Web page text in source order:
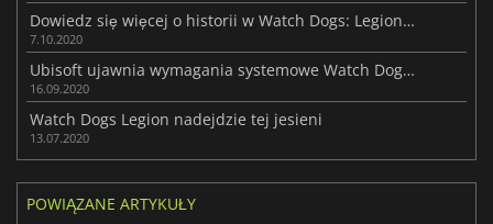
Dowiedz się więcej o historii w Watch Dogs: Legion w nowym filmie
7.10.2020
Ubisoft ujawnia wymagania systemowe Watch Dogs Legion
16.09.2020
Watch Dogs Legion nadejdzie tej jesieni
13.07.2020
POWIĄZANE ARTYKUŁY